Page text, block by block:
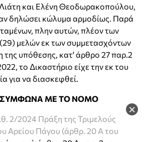
×
και Ελένη Θεοδωρακοπούλου,
δηλώσει κώλυμα αρμοδίως. Παρά
πλην αυτών, πλέον των
(29) μελών εκ των συμμετασχόντων
της υπόθεσης, κατ' άρθρο 27 παρ.2
το Δικαστήριο είχε την εκ του
για να διασκεφθεί.
ΜΕ ΤΟ ΝΟΜΟ
2/2024 Πράξη της Τριμελούς
Αρείου Πάγου (άρθρ. 20 Α του